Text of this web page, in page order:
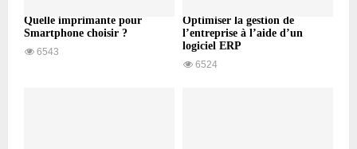
Quelle imprimante pour
Smartphone choisir ?
6543
Optimiser la gestion de
l’entreprise à l’aide d’un
logiciel ERP
6524